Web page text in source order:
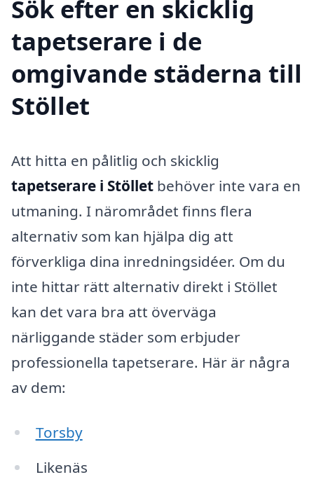
Sök efter en skicklig
tapetserare i de
omgivande städerna till
Stöllet
Att hitta en pålitlig och skicklig
tapetserare i Stöllet behöver inte vara en
utmaning. I närområdet finns flera
alternativ som kan hjälpa dig att
förverkliga dina inredningsidéer. Om du
inte hittar rätt alternativ direkt i Stöllet
kan det vara bra att överväga
närliggande städer som erbjuder
professionella tapetserare. Här är några
av dem:
Torsby
Likenäs